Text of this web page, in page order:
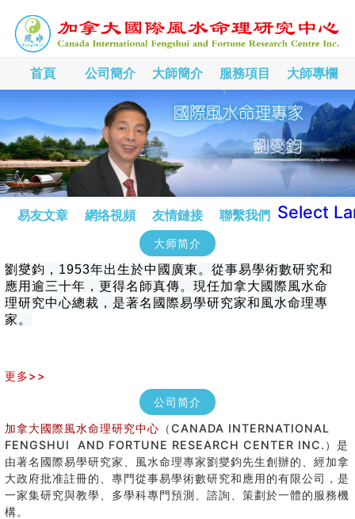
首頁 公司簡介 大師簡介 服務項目 大師專欄
易友文章 網络視頻 友情鏈接 聯繫我們 Select
大师简介
劉燮鈞，1953年出生於中國廣東。從事易學術數研究和
應用逾三十年，更得名師真傳。現任加拿大國際風水命
理研究中心總裁，是著名國際易學研究家和風水命理專
家。
更多>>
公司简介
加拿大國際風水命理研究中心 （CANADA INTERNATIONAL
FENGSHUI AND FORTUNE RESEARCH CENTER INC.）是
由著名國際易學研究家、風水命理專家劉燮鈞先生創辦的、經加拿
大政府批准註冊的、專門從事易學術數研究和應用的有限公司，是
一家集研究與教學、多學科專門預測、諮詢、策劃於一體的服務機
構。
女性起名的用字講究
香港巨富霍英東命造 (名人八字淺析十）